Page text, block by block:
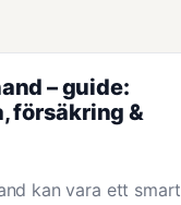
– guide:
försäkring &
kan vara ett smart